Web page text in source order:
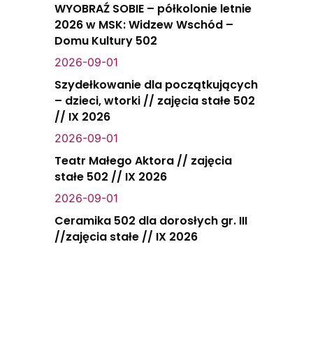
WYOBRAŹ SOBIE – półkolonie letnie
2026 w MSK: Widzew Wschód –
Domu Kultury 502
2026-09-01
Szydełkowanie dla początkujących
– dzieci, wtorki // zajęcia stałe 502
// IX 2026
2026-09-01
Teatr Małego Aktora // zajęcia
stałe 502 // IX 2026
2026-09-01
Ceramika 502 dla dorosłych gr. III
//zajęcia stałe // IX 2026